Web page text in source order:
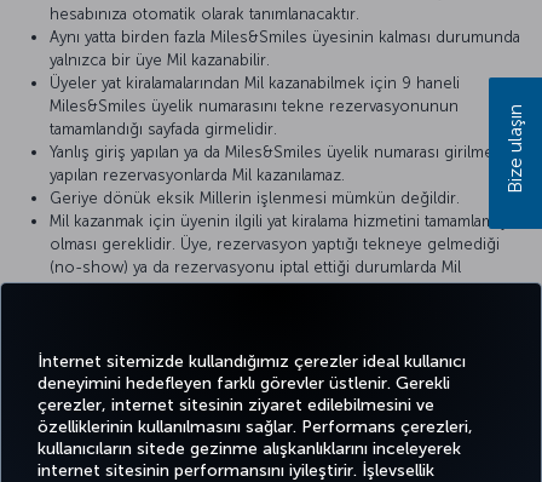
İnternet sitemizde kullandığımız çerezler ideal kullanıcı
deneyimini hedefleyen farklı görevler üstlenir. Gerekli
çerezler, internet sitesinin ziyaret edilebilmesini ve
özelliklerinin kullanılmasını sağlar. Performans çerezleri,
kullanıcıların sitede gezinme alışkanlıklarını inceleyerek
internet sitesinin performansını iyileştirir. İşlevsellik
hesabınıza otomatik olarak tanımlanacaktır.
Aynı yatta birden fazla Miles&Smiles üyesinin kalması durumunda
yalnızca bir üye Mil kazanabilir.
Üyeler yat kiralamalarından Mil kazanabilmek için 9 haneli
Miles&Smiles üyelik numarasını tekne rezervasyonunun
tamamlandığı sayfada girmelidir.
Yanlış giriş yapılan ya da Miles&Smiles üyelik numarası girilmeden
yapılan rezervasyonlarda Mil kazanılamaz.
Geriye dönük eksik Millerin işlenmesi mümkün değildir.
Mil kazanmak için üyenin ilgili yat kiralama hizmetini tamamlamış
olması gereklidir. Üye, rezervasyon yaptığı tekneye gelmediği
(no-show) ya da rezervasyonu iptal ettiği durumlarda Mil
TwitterFacebook
Instagram
YoutubeLinkedIn
TiktokBlogPinterest
Bize ulaşın